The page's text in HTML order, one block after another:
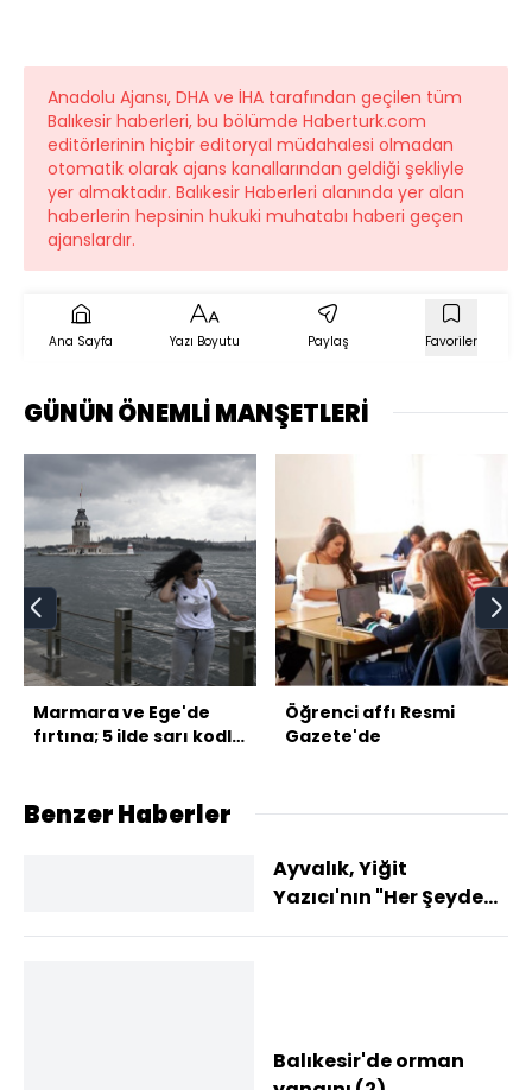
Anadolu Ajansı, DHA ve İHA tarafından geçilen tüm
Balıkesir haberleri, bu bölümde Haberturk.com
editörlerinin hiçbir editoryal müdahalesi olmadan
otomatik olarak ajans kanallarından geldiği şekliyle
yer almaktadır. Balıkesir Haberleri alanında yer alan
haberlerin hepsinin hukuki muhatabı haberi geçen
ajanslardır.
Ana Sayfa Yazı Boyutu Paylaş Favoriler
GÜNÜN ÖNEMLİ MANŞETLERİ
Marmara ve Ege'de
fırtına; 5 ilde sarı kodlu
Öğrenci affı Resmi
Gazete'de
Benzer Haberler
Ayvalık, Yiğit
Yazıcı'nın "Her Şeyden
Balıkesir'de orman